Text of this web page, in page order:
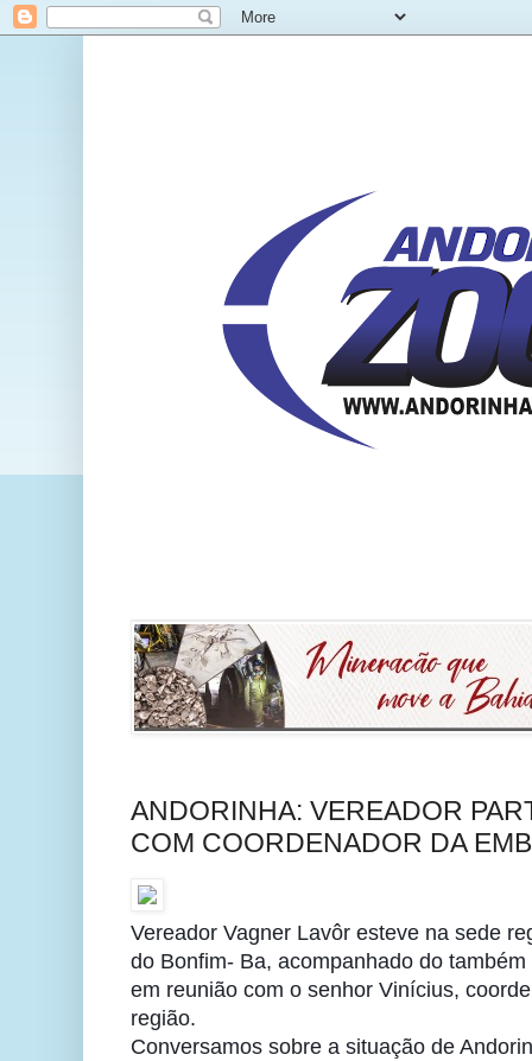
ANDORINHA: VEREADOR
COM COORDENADOR DA
Vereador Vagner Lavôr esteve na sede
do Bonfim- Ba, acompanhado do
em reunião com o senhor Vinícius,
região.
Conversamos sobre a situação de